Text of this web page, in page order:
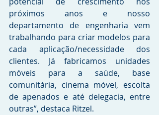
próximos anos e nosso
departamento de engenharia vem
trabalhando para criar modelos para
cada aplicação/necessidade dos
clientes. Já fabricamos unidades
móveis para a saúde, base
comunitária, cinema móvel, escolta
de apenados e até delegacia, entre
outras”, destaca Ritzel.